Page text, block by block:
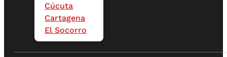
Cúcuta
Cartagena
El Socorro